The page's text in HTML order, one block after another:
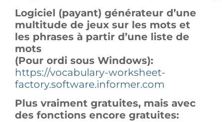
Logiciel (payant) générateur d’une
multitude de jeux sur les mots et
les phrases à partir d’une liste de
mots
(Pour ordi sous Windows):
https://vocabulary-worksheet-
factory.software.informer.com
Plus vraiment gratuites, mais avec
des fonctions encore gratuites: